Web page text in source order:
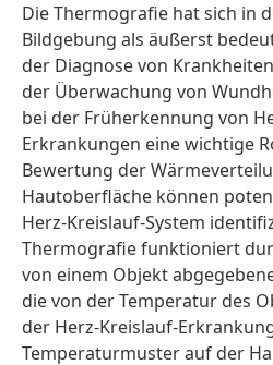
Die Thermografie hat sich in
Bildgebung als äußerst
der Diagnose von
der Überwachung von
bei der Früherkennung von
Erkrankungen eine wichtige
Bewertung der
Hautoberfläche können
Herz-Kreislauf-System
Thermografie funktioniert
von einem Objekt
die von der Temperatur des
der Herz-Kreislauf-
Temperaturmuster auf der